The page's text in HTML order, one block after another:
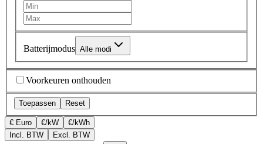
Batterijmodus Alle modi
Voorkeuren onthouden
Toepassen Reset
€ Euro €/kW
€/kWh
Incl. BTW
Excl. BTW